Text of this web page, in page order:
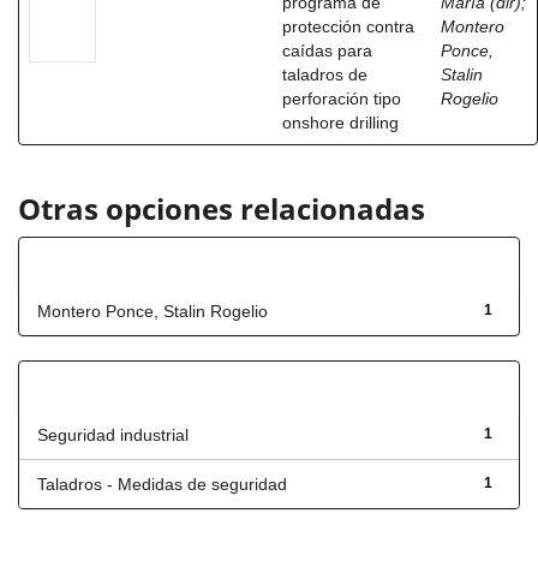
protección contra
caídas para
taladros de
perforación tipo
onshore drilling
Montero
Ponce,
Stalin
Rogelio
Otras opciones relacionadas
1
Montero Ponce, Stalin Rogelio
1
Seguridad industrial
1
Taladros - Medidas de seguridad